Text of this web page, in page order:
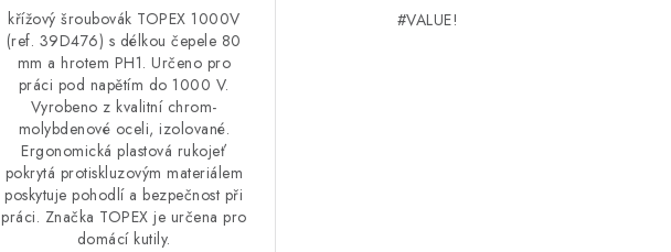
křížový šroubovák TOPEX 1000V
(ref. 39D476) s délkou čepele 80
mm a hrotem PH1. Určeno pro
práci pod napětím do 1000 V.
Vyrobeno z kvalitní chrom-
molybdenové oceli, izolované.
Ergonomická plastová rukojeť
pokrytá protiskluzovým materiálem
poskytuje pohodlí a bezpečnost při
práci. Značka TOPEX je určena pro
domácí kutily.
#VALUE!